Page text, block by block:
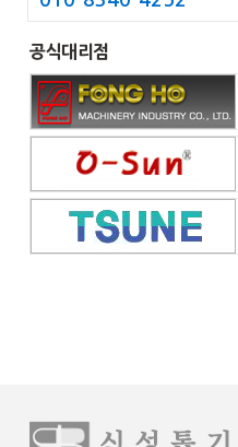
공식대리점